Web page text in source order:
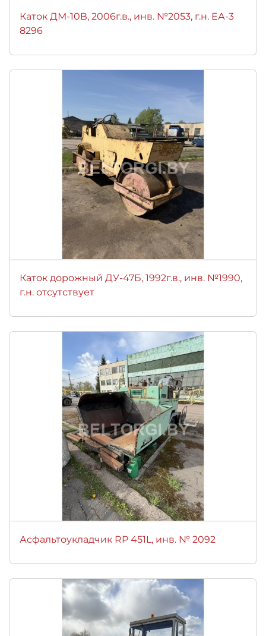
Каток ДМ-10В, 2006г.в., инв. №2053, г.н. ЕА-3
8296
Каток дорожный ДУ-47Б, 1992г.в., инв. №1990,
г.н. отсутствует
Асфальтоукладчик RP 451L, инв. № 2092